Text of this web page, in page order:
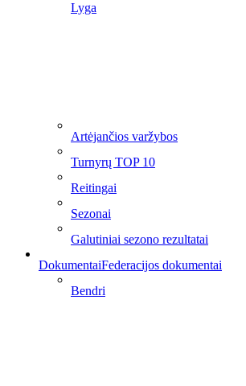
Lyga
Artėjančios varžybos
Turnyrų TOP 10
Reitingai
Sezonai
Galutiniai sezono rezultatai
DokumentaiFederacijos dokumentai
Bendri